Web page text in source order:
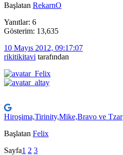
Başlatan RekarnO
Yanıtlar: 6
Gösterim: 13,635
10 Mayıs 2012, 09:17:07
rikitikitavi tarafından
Hiroşima,Tirinity,Mike,Bravo ve Tzar
Başlatan Felix
Sayfa1 2 3